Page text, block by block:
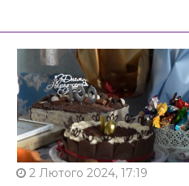
2 Лютого 2024, 17:19